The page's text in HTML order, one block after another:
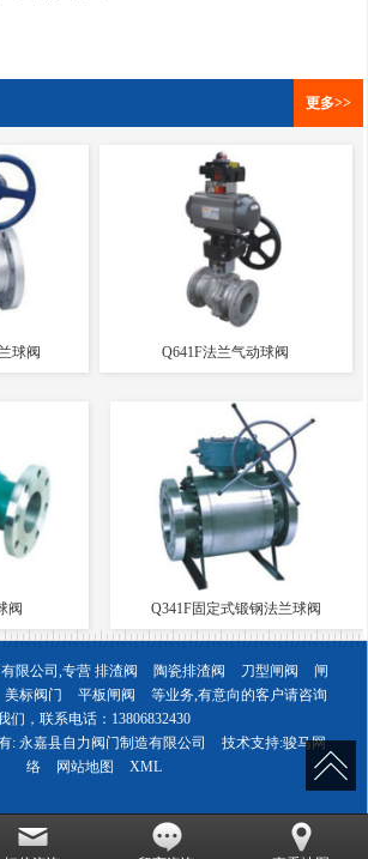
更多>>
球阀 Q641F法兰气动球阀
阀 Q341F固定式锻钢法兰球阀
限公司,专营 排渣阀 陶瓷排渣阀 刀型闸阀
闸
美标阀门 平板闸阀
等业务,有意向的客户请咨询
们，联系电话： 13806832430
: 永嘉县自力阀门制造有限公司 技术支持:骏马网
络
网站地图 XML